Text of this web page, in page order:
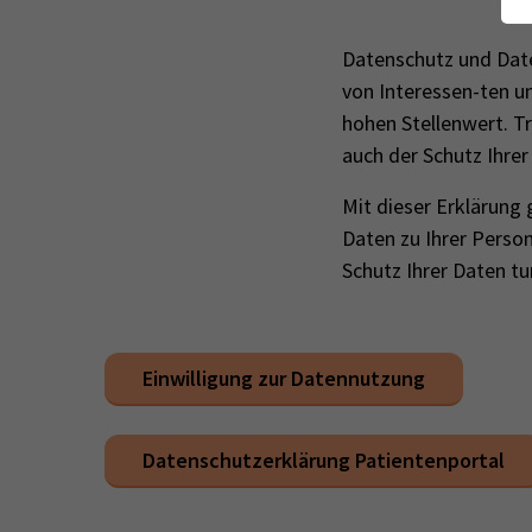
Datenschutz und
von Interessen-ten
hohen Stellenwert.
auch der Schutz
Mit dieser Erklärung
Daten zu Ihrer
Schutz Ihrer Daten
Einwilligung zur Datennutzung
Datenschutzerklärung Patientenportal